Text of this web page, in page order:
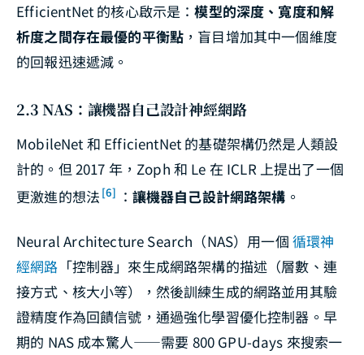
EfficientNet 的核心啟示是：模型的深度、寬度和解
析度之間存在最優的平衡點 ，盲目增加其中一個維度
的回報迅速遞減。
2.3 NAS：讓機器自己設計神經網路
MobileNet 和 EfficientNet 的基礎架構仍然是人類設
計的。但 2017 年，Zoph 和 Le 在 ICLR 上提出了一個
更激進的想法 [6] ： 讓機器自己設計網路架構 。
Neural Architecture Search（NAS）用一個 循環神
經網路 「控制器」來生成網路架構的描述（層數、連
接方式、核大小等），然後訓練生成的網路並用其驗
證精度作為回饋信號，通過強化學習優化控制器。早
期的 NAS 成本驚人——需要 800 GPU-days 來搜索一